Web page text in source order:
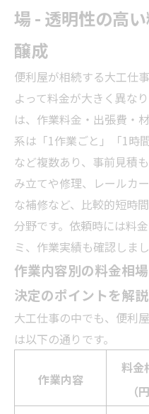
場 - 透明性の高
醸成
便利屋が相続する大工仕
よって料金が大きく異な
は、作業料金・出張費・
系は「1作業ごと」「1時
など複数あり、事前見積
み立てや修理、レールカ
な補修など、比較的短時
分野です。依頼時には料
ミ、作業実績も確認しまし
作業内容別の料金相
決定のポイントを解説
大工仕事の中でも、便利
は以下の通りです。
作業内容
料金
（